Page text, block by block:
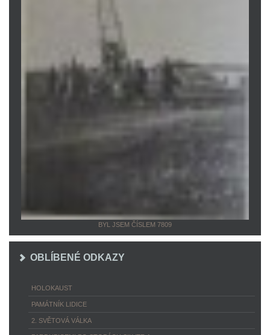
BYL JSEM ČÍSLEM 7809
OBLÍBENÉ ODKAZY
HOLOKAUST
PAMÁTNÍK LIDICE
2. SVĚTOVÁ VÁLKA